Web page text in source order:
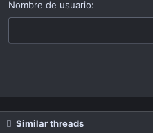
18
22
Times
Justify text
Heading 3
Nombre de usuario
Similar threads